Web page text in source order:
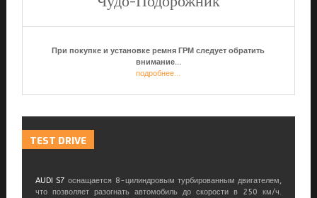
При покупке и установке ремня ГРМ следует обратить
внимание...
подробнее...
TEST DRIVE
AUDI S7 оснащается 8-цилиндровым турбированным двигателем,
что позволяет разогнать автомобиль до скорости в 250 км/ч.